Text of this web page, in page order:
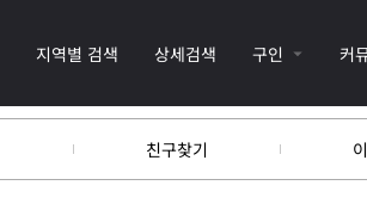
지역별 검색 상세검색 구인 커
친구찾기